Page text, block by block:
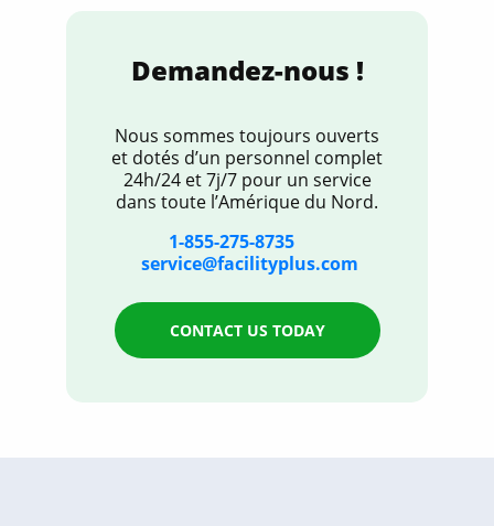
Demandez-nous !
Nous sommes toujours ouverts
et dotés d’un personnel complet
24h/24 et 7j/7 pour un service
dans toute l’Amérique du Nord.
1-855-275-8735
service@facilityplus.com
CONTACT US TODAY